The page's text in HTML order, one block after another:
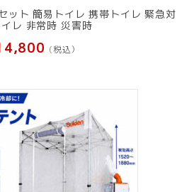
ット 簡易トイレ 携帯トイレ 緊急対
レ 非常時 災害時
(税込）